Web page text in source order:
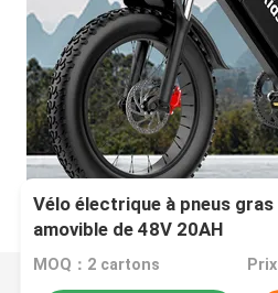
Vélo électrique à pneus
amovible de 48V 20AH
MOQ：2 cartons